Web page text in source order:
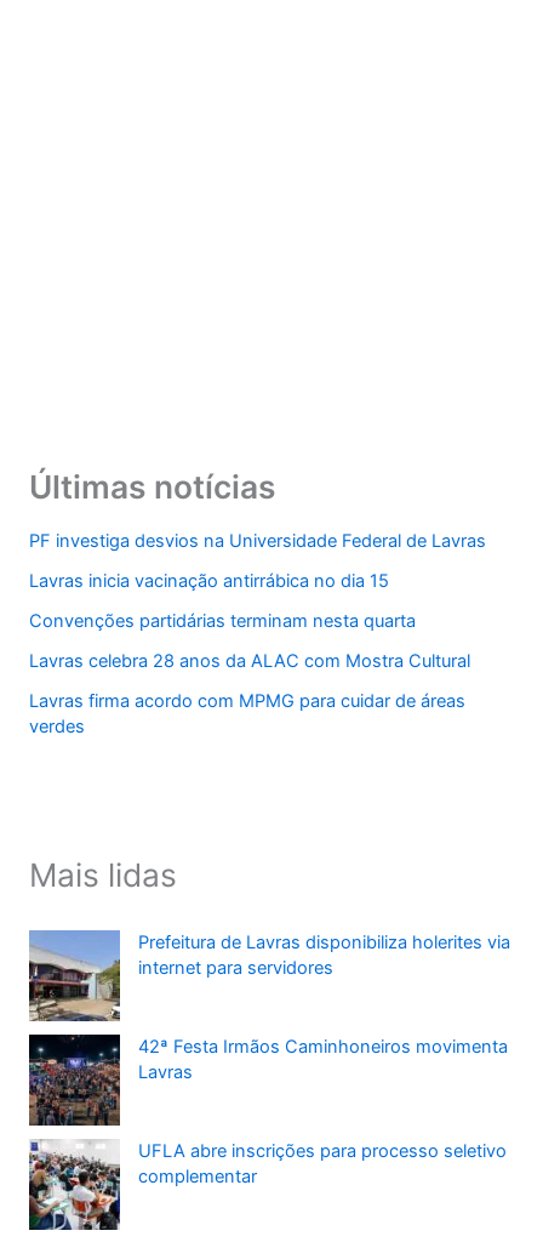
Últimas notícias
PF investiga desvios na Universidade Federal de Lavras
Lavras inicia vacinação antirrábica no dia 15
Convenções partidárias terminam nesta quarta
Lavras celebra 28 anos da ALAC com Mostra Cultural
Lavras firma acordo com MPMG para cuidar de áreas
verdes
Mais lidas
Prefeitura de Lavras disponibiliza holerites via
internet para servidores
42ª Festa Irmãos Caminhoneiros movimenta
Lavras
UFLA abre inscrições para processo seletivo
complementar